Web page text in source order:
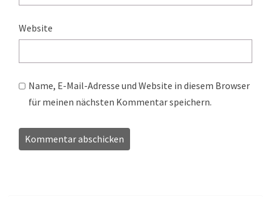
Website
Name, E-Mail-Adresse und Website in diesem Browser
für meinen nächsten Kommentar speichern.